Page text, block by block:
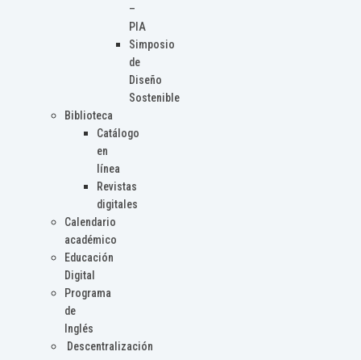
–
PIA
Simposio
de
Diseño
Sostenible
Biblioteca
Catálogo
en
línea
Revistas
digitales
Calendario
académico
Educación
Digital
Programa
de
Inglés
Descentralización